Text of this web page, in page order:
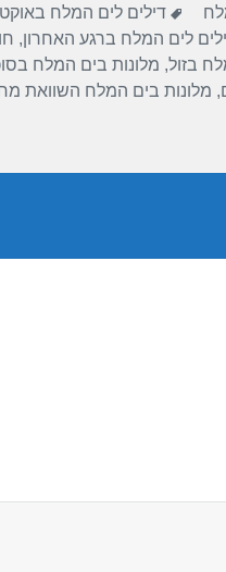
תגיות
דילים לים המלח
לים המלח ברגע האחרון,
בזול, מלונות בים המלח
, מלונות בים המלח השוואת